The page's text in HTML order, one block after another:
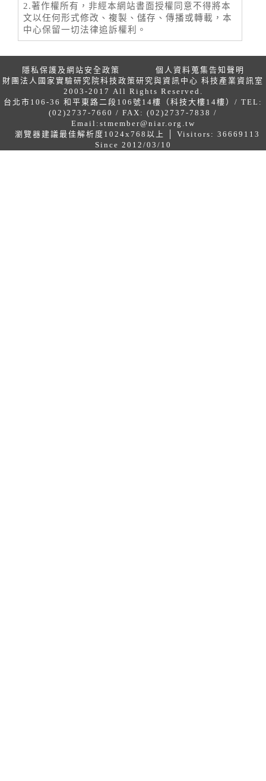
2.著作權所有，非經本網站書面授權同意不得將本
文以任何形式修改、複製、儲存、傳播或轉載，本
中心保留一切法律追訴權利。
隱私保護及網站安全政策
個人資料蒐集告知聲明
財團法人國家實驗研究院科技政策研究與資訊中心 科技產業資訊室
2003-2017 All Rights Reserved.
台北市106-36 和平東路二段106號14樓（科技大樓14樓）/ TEL:
(02)2737-7660 / FAX: (02)2737-7838 /
Email: stmember@niar.org.tw
瀏覽器建議最佳解析度1024x768以上 │ Visitors: 36669113
Since 2012/03/10